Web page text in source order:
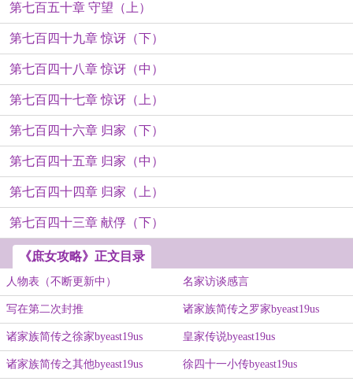
第七百五十章 守望（上）
第七百四十九章 惊讶（下）
第七百四十八章 惊讶（中）
第七百四十七章 惊讶（上）
第七百四十六章 归家（下）
第七百四十五章 归家（中）
第七百四十四章 归家（上）
第七百四十三章 献俘（下）
《庶女攻略》正文目录
人物表（不断更新中） 名家访谈感言
写在第二次封推 诸家族简传之罗家byeast19us
诸家族简传之徐家byeast19us 皇家传说byeast19us
诸家族简传之其他byeast19us 徐四十一小传byeast19us